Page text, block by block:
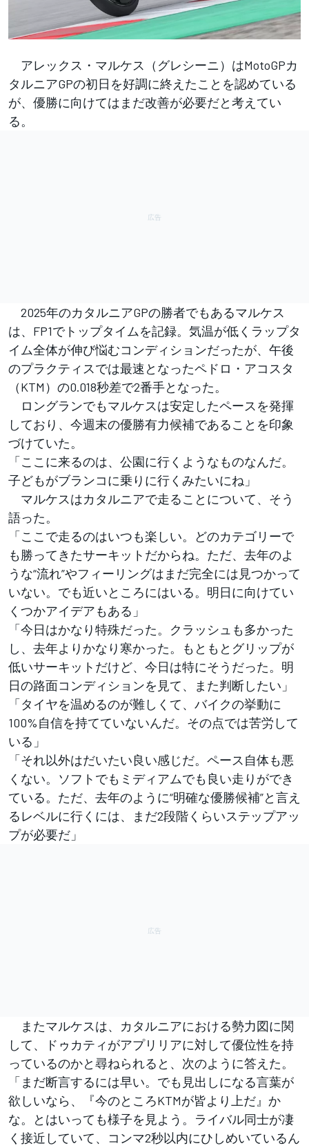
アレックス・マルケス（グレシーニ）はMotoGPカ
タルニアGPの初日を好調に終えたことを認めている
が、優勝に向けてはまだ改善が必要だと考えてい
る。
2025年のカタルニアGPの勝者でもあるマルケス
は、FP1でトップタイムを記録。気温が低くラップタ
イム全体が伸び悩むコンディションだったが、午後
のプラクティスでは最速となったペドロ・アコスタ
（KTM）の0.018秒差で2番手となった。
ロングランでもマルケスは安定したペースを発揮
しており、今週末の優勝有力候補であることを印象
づけていた。
「ここに来るのは、公園に行くようなものなんだ。
子どもがブランコに乗りに行くみたいにね」
マルケスはカタルニアで走ることについて、そう
語った。
「ここで走るのはいつも楽しい。どのカテゴリーで
も勝ってきたサーキットだからね。ただ、去年のよ
うな“流れ”やフィーリングはまだ完全には見つかって
いない。でも近いところにはいる。明日に向けてい
くつかアイデアもある」
「今日はかなり特殊だった。クラッシュも多かった
し、去年よりかなり寒かった。もともとグリップが
低いサーキットだけど、今日は特にそうだった。明
日の路面コンディションを見て、また判断したい」
「タイヤを温めるのが難しくて、バイクの挙動に
100%自信を持てていないんだ。その点では苦労して
いる」
「それ以外はだいたい良い感じだ。ペース自体も悪
くない。ソフトでもミディアムでも良い走りができ
ている。ただ、去年のように“明確な優勝候補”と言え
るレベルに行くには、まだ2段階くらいステップアッ
プが必要だ」
またマルケスは、カタルニアにおける勢力図に関
して、ドゥカティがアプリリアに対して優位性を持
っているのかと尋ねられると、次のように答えた。
「まだ断言するには早い。でも見出しになる言葉が
欲しいなら、『今のところKTMが皆より上だ』か
な。とはいっても様子を見よう。ライバル同士が凄
く接近していて、コンマ2秒以内にひしめいているん